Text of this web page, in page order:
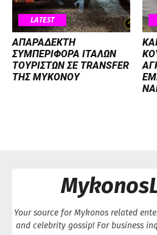
LATEST
ΑΠΑΡΑΔΕΚΤΗ
ΣΥΜΠΕΡΙΦΟΡΑ ΙΤΑΛΩΝ
ΤΟΥΡΙΣΤΩΝ ΣΕ TRANSFER
ΤΗΣ ΜΥΚΟΝΟΥ
Your source for Mykonos related
and celebrity gossip! For business